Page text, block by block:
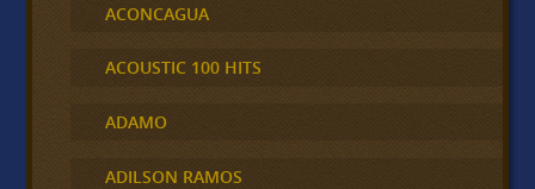
ACONCAGUA
ACOUSTIC 100 HITS
ADAMO
ADILSON RAMOS